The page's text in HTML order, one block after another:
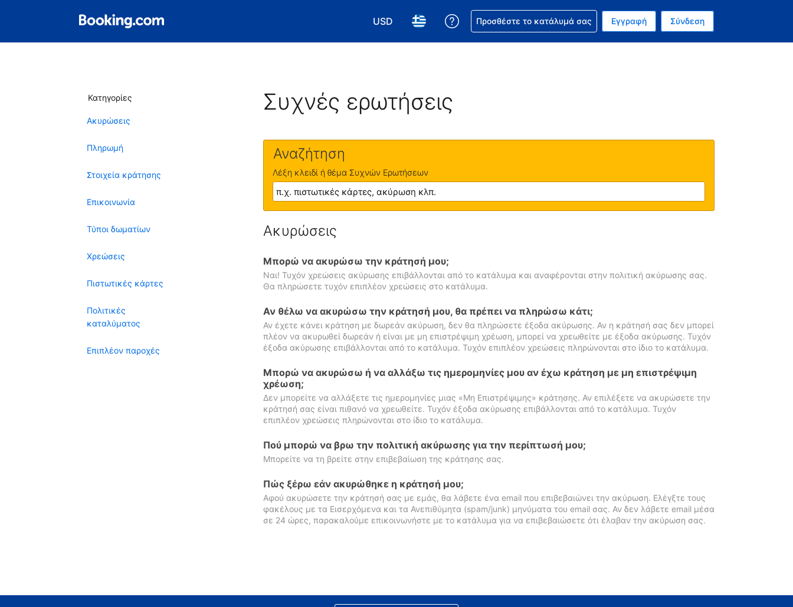
USD
Επιλέξτε το νόμισμά σας. Το τωρινό σας νόμισμα είναι Δολάριο Η.Π.Α.
Επιλέξτε τη γλώσσα σας. Η τωρινή σας γλώσσα είναι τα Ελληνικά
Βοήθεια για την κράτησή σας
Προσθέστε το κατάλυμά σας Εγγραφή Σύνδεση
Κατηγορίες
Ακυρώσεις
Πληρωμή
Στοιχεία κράτησης
Επικοινωνία
Τύποι δωματίων
Χρεώσεις
Πιστωτικές κάρτες
Πολιτικές
καταλύματος
Επιπλέον παροχές
Συχνές ερωτήσεις
Αναζήτηση
Λέξη κλειδί ή θέμα Συχνών Ερωτήσεων
Ακυρώσεις
Μπορώ να ακυρώσω την κράτησή μου;
Ναι! Τυχόν χρεώσεις ακύρωσης επιβάλλονται από το κατάλυμα και αναφέρονται στην πολιτική ακύρωσης σας.
Θα πληρώσετε τυχόν επιπλέον χρεώσεις στο κατάλυμα.
Αν θέλω να ακυρώσω την κράτησή μου, θα πρέπει να πληρώσω κάτι;
Αν έχετε κάνει κράτηση με δωρεάν ακύρωση, δεν θα πληρώσετε έξοδα ακύρωσης. Αν η κράτησή σας δεν μπορεί
πλέον να ακυρωθεί δωρεάν ή είναι με μη επιστρέψιμη χρέωση, μπορεί να χρεωθείτε με έξοδα ακύρωσης. Τυχόν
έξοδα ακύρωσης επιβάλλονται από το κατάλυμα. Τυχόν επιπλέον χρεώσεις πληρώνονται στο ίδιο το κατάλυμα.
Μπορώ να ακυρώσω ή να αλλάξω τις ημερομηνίες μου αν έχω κράτηση με μη επιστρέψιμη
χρέωση;
Δεν μπορείτε να αλλάξετε τις ημερομηνίες μιας «Μη Επιστρέψιμης» κράτησης. Αν επιλέξετε να ακυρώσετε την
κράτησή σας είναι πιθανό να χρεωθείτε. Τυχόν έξοδα ακύρωσης επιβάλλονται από το κατάλυμα. Τυχόν
επιπλέον χρεώσεις πληρώνονται στο ίδιο το κατάλυμα.
Πού μπορώ να βρω την πολιτική ακύρωσης για την περίπτωσή μου;
Μπορείτε να τη βρείτε στην επιβεβαίωση της κράτησης σας.
Πώς ξέρω εάν ακυρώθηκε η κράτησή μου;
Αφού ακυρώσετε την κράτησή σας με εμάς, θα λάβετε ένα email που επιβεβαιώνει την ακύρωση. Ελέγξτε τους
φακέλους με τα Εισερχόμενα και τα Ανεπιθύμητα (spam/junk) μηνύματα του email σας. Αν δεν λάβετε email μέσα
σε 24 ώρες, παρακαλούμε επικοινωνήστε με το κατάλυμα για να επιβεβαιώσετε ότι έλαβαν την ακύρωση σας.